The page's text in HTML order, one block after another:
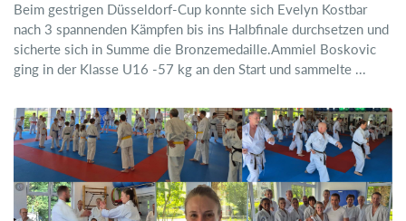
Beim gestrigen Düsseldorf-Cup konnte sich Evelyn Kostbar
nach 3 spannenden Kämpfen bis ins Halbfinale durchsetzen und
sicherte sich in Summe die Bronzemedaille.Ammiel Boskovic
ging in der Klasse U16 -57 kg an den Start und sammelte ...